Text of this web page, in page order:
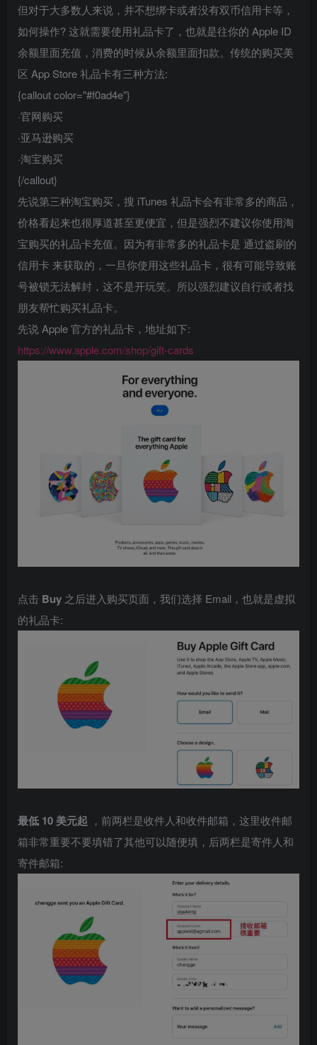
但对于大多数人来说，并不想绑卡或者没有双币信用卡等，
如何操作? 这就需要使用礼品卡了，也就是往你的 Apple ID
余额里面充值，消费的时候从余额里面扣款。传统的购买美
区 App Store 礼品卡有三种方法:
{callout color="#f0ad4e"}
·官网购买
·亚马逊购买
·淘宝购买
{/callout}
先说第三种淘宝购买，搜 iTunes 礼品卡会有非常多的商品，
价格看起来也很厚道甚至更便宜，但是强烈不建议你使用淘
宝购买的礼品卡充值。因为有非常多的礼品卡是 通过盗刷的
信用卡 来获取的，一旦你使用这些礼品卡，很有可能导致账
号被锁无法解封，这不是开玩笑。所以强烈建议自行或者找
朋友帮忙购买礼品卡。
先说 Apple 官方的礼品卡，地址如下:
https://www.apple.com/shop/gift-cards
点击 Buy 之后进入购买页面，我们选择 Email，也就是虚拟
的礼品卡:
最低 10 美元起 ，前两栏是收件人和收件邮箱，这里收件邮
箱非常重要不要填错了其他可以随便填，后两栏是寄件人和
寄件邮箱: